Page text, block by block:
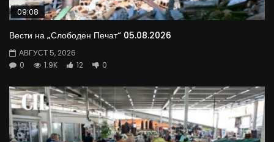
09:08
Вести на „Слободен Печат“ 05.08.2026
АВГУСТ 5, 2026
0
1.9K 12 0